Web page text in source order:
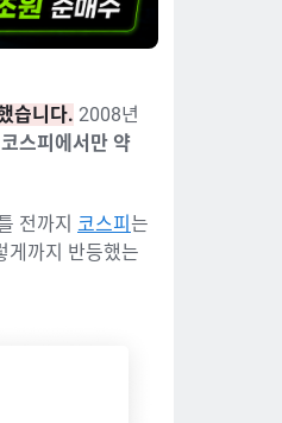
습니다. 2008년
스피에서만 약
전까지 코스피 는
게까지 반등했는